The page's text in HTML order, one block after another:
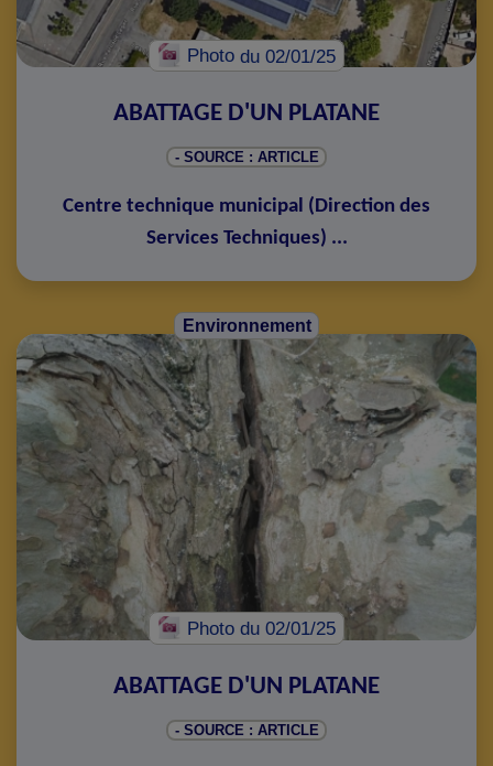
Photo du 02/01/25
ABATTAGE D'UN PLATANE
- SOURCE : ARTICLE
Centre technique municipal (Direction des
Services Techniques) ...
Environnement
Photo du 02/01/25
ABATTAGE D'UN PLATANE
- SOURCE : ARTICLE